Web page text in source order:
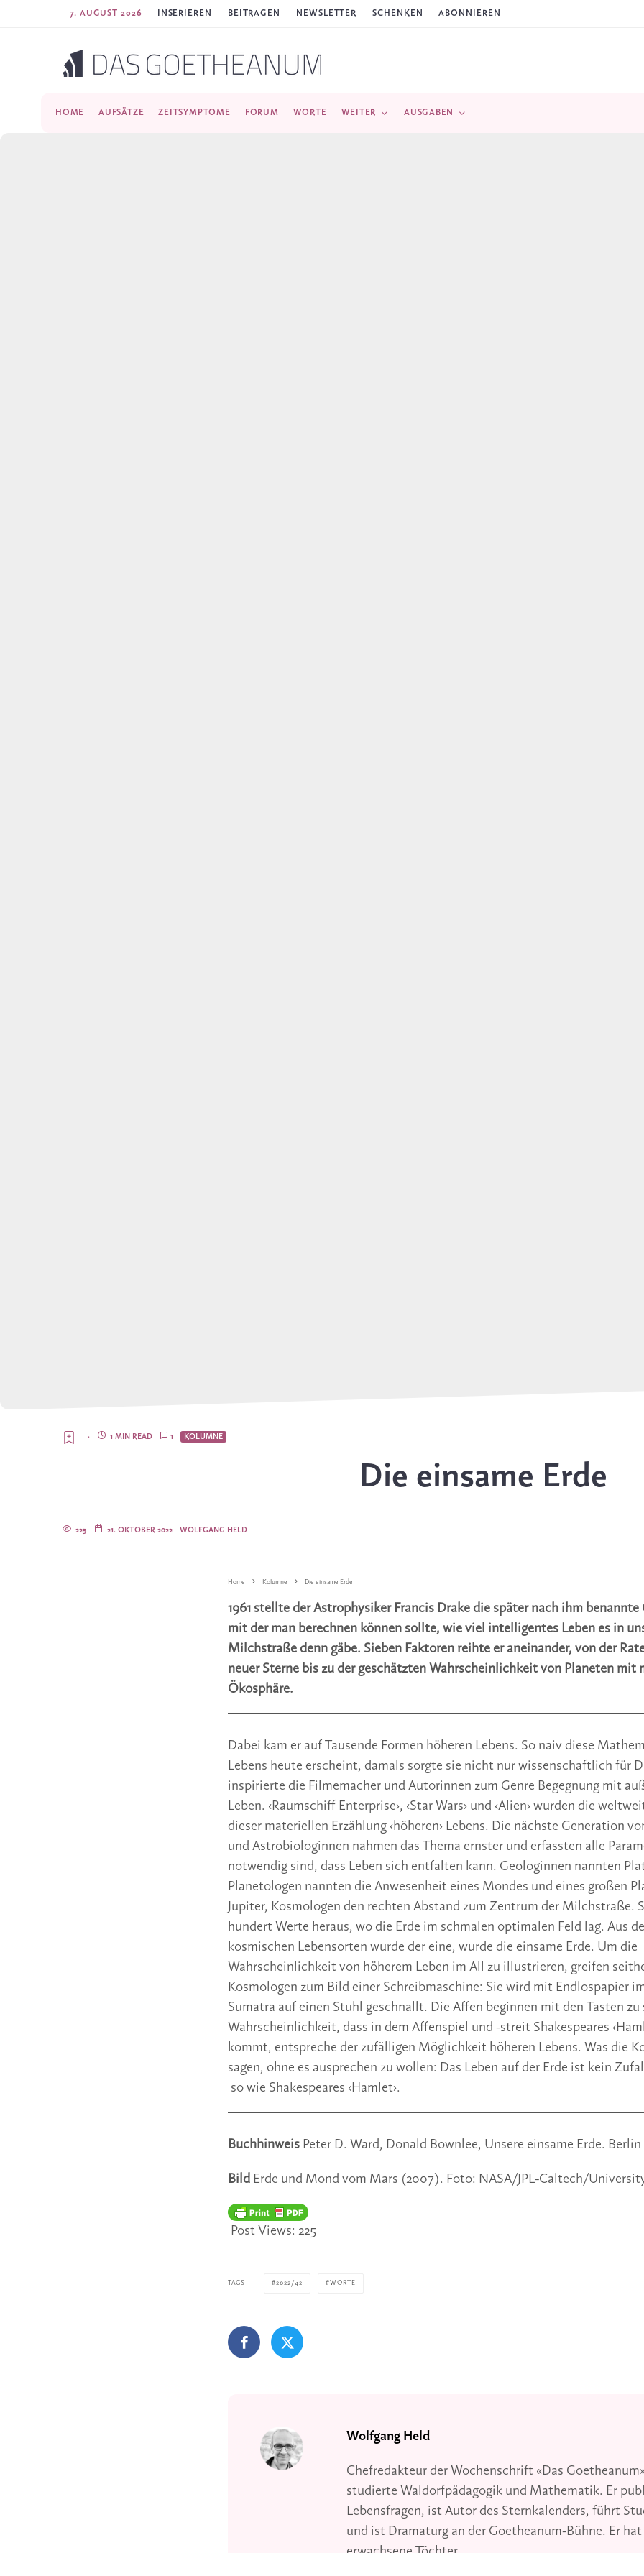
7. AUGUST 2026 INSERIEREN BEITRAGEN NEWSLETTER SCHENKEN ABONNIEREN
HOME AUFSÄTZE ZEITSYMPTOME FORUM WORTE WEITER AUSGABEN
KOLUMNE
1
1 MIN READ
·
Die einsame Erde
WOLFGANG HELD
21. OKTOBER 2022
225
Home Kolumne Die einsame Erde
1961 stellte der Astrophysiker Francis Drake die später nach ihm benannte
mit der man berechnen können sollte, wie viel intelligentes Leben es in
Milchstraße denn gäbe. Sieben Faktoren reihte er aneinander, von der
neuer Sterne bis zu der geschätzten Wahrscheinlichkeit von Planeten mit
Ökosphäre.
Dabei kam er auf Tausende Formen höheren Lebens. So naiv diese
Lebens heute erscheint, damals sorgte sie nicht nur wissenschaftlich für
inspirierte die Filmemacher und Autorinnen zum Genre Begegnung mit
Leben. ‹Raumschiff Enterprise›, ‹Star Wars› und ‹Alien› wurden die
dieser materiellen Erzählung ‹höheren› Lebens. Die nächste Generation
und Astrobiologinnen nahmen das Thema ernster und erfassten alle
notwendig sind, dass Leben sich entfalten kann. Geologinnen nannten
Planetologen nannten die Anwesenheit eines Mondes und eines großen
Jupiter, Kosmologen den rechten Abstand zum Zentrum der Milchstraße.
hundert Werte heraus, wo die Erde im schmalen optimalen Feld lag. Aus
kosmischen Lebensorten wurde der eine, wurde die einsame Erde. Um die
Wahrscheinlichkeit von höherem Leben im All zu illustrieren, greifen
Kosmologen zum Bild einer Schreibmaschine: Sie wird mit Endlospapier
Sumatra auf einen Stuhl geschnallt. Die Affen beginnen mit den Tasten zu
Wahrscheinlichkeit, dass in dem Affenspiel und -streit Shakespeares
kommt, entspreche der zufälligen Möglichkeit höheren Lebens. Was die
sagen, ohne es ausprechen zu wollen: Das Leben auf der Erde ist kein
so wie Shakespeares ‹Hamlet›.
Buchhinweis Peter D. Ward, Donald Bownlee, Unsere einsame Erde. Berlin
Bild Erde und Mond vom Mars (2007). Foto: NASA/JPL-Caltech/
Post Views: 225
TAGS 2022/42 WORTE
Wolfgang Held
Chefredakteur der Wochenschrift «Das
studierte Waldorfpädagogik und Mathematik. Er
Lebensfragen, ist Autor des Sternkalenders, führt
und ist Dramaturg an der Goetheanum-Bühne. Er hat
erwachsene Töchter.